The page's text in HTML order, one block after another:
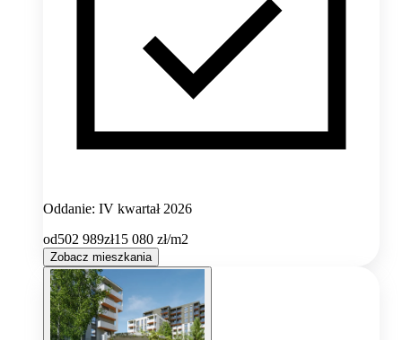
Oddanie: IV kwartał 2026
od502 989zł15 080 zł/m2
Zobacz mieszkania